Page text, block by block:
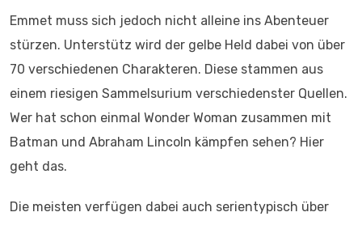
Emmet muss sich jedoch nicht alleine ins Abenteuer
stürzen. Unterstütz wird der gelbe Held dabei von über
70 verschiedenen Charakteren. Diese stammen aus
einem riesigen Sammelsurium verschiedenster Quellen.
Wer hat schon einmal Wonder Woman zusammen mit
Batman und Abraham Lincoln kämpfen sehen? Hier
geht das.
Die meisten verfügen dabei auch serientypisch über